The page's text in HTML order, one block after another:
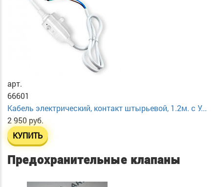
арт.
66601
Кабель электрический, контакт штырьевой, 1.2м. с У...
2 950 руб.
КУПИТЬ
Предохранительные клапаны